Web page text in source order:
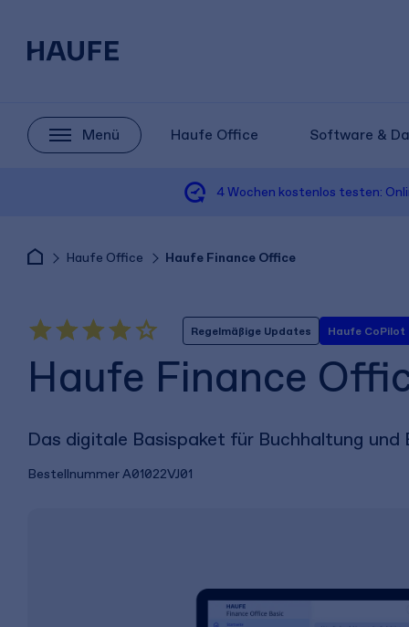
Menü Haufe Office Software &
4 Wochen kostenlos testen:
Haufe Office Haufe Finance Office
Regelmäßige Updates Haufe CoPilot
Haufe Finance
Das digitale Basispaket für Buchhaltung und
BestellnummerA01022VJ01